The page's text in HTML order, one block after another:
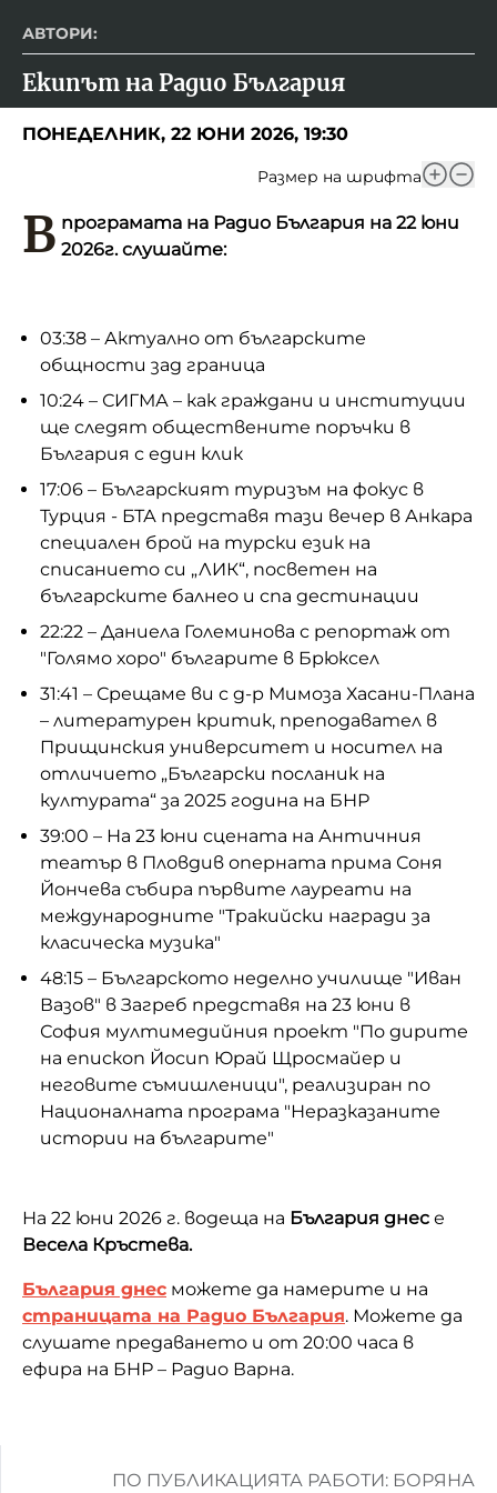
АВТОРИ:
Екипът на Радио България
ПОНЕДЕЛНИК, 22 ЮНИ 2026, 19:30
Размер на шрифта
В програмата на Радио България на 22 юни
2026г. слушайте:
03:38 – Актуално от българските
общности зад граница
10:24 – СИГМА – как граждани и институции
ще следят обществените поръчки в
България с един клик
17:06 – Българският туризъм на фокус в
Турция - БТА представя тази вечер в Анкара
специален брой на турски език на
списанието си „ЛИК“, посветен на
българските балнео и спа дестинации
22:22 – Даниела Големинова с репортаж от
"Голямо хоро" българите в Брюксел
31:41 – Срещаме ви с д-р Мимоза Хасани-Плана
– литературен критик, преподавател в
Прищинския университет и носител на
отличието „Български посланик на
културата“ за 2025 година на БНР
39:00 – На 23 юни сцената на Античния
театър в Пловдив оперната прима Соня
Йончева събира първите лауреати на
международните "Тракийски награди за
класическа музика"
48:15 – Българското неделно училище "Иван
Вазов" в Загреб представя на 23 юни в
София мултимедийния проект "По дирите
на епископ Йосип Юрай Щросмайер и
неговите съмишленици", реализиран по
Националната програма "Неразказаните
истории на българите"
На 22 юни 2026 г. водеща на България днес е
Весела Кръстева.
България днес можете да намерите и на
страницата на Радио България. Можете да
слушате предаването и от 20:00 часа в
ефира на БНР – Радио Варна.
ПО ПУБЛИКАЦИЯТА РАБОТИ: БОРЯНА